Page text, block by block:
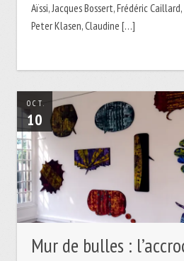
Aïssi, Jacques Bossert, Frédéric
Peter Klasen, Claudine […]
OCT.
10
Mur de bulles :